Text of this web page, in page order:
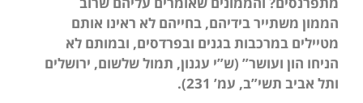
הממון משתייר בידיהם, בחייהם לא ראינו אותם
מטיילים במרכבות בגנים ובפרדסים, ובמותם לא
הניחו הון ועושר” (ש”י עגנון, תמול שלשום, ירושלים
ותל אביב תשי”ב, עמ’ 231).